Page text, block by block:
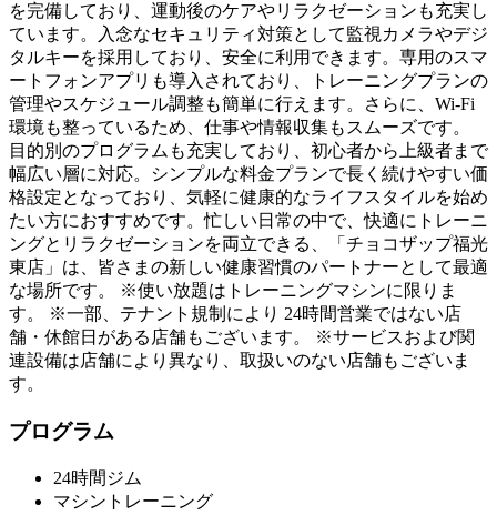
を完備しており、運動後のケアやリラクゼーションも充実し
ています。入念なセキュリティ対策として監視カメラやデジ
タルキーを採用しており、安全に利用できます。専用のスマ
ートフォンアプリも導入されており、トレーニングプランの
管理やスケジュール調整も簡単に行えます。さらに、Wi-Fi
環境も整っているため、仕事や情報収集もスムーズです。
目的別のプログラムも充実しており、初心者から上級者まで
幅広い層に対応。シンプルな料金プランで長く続けやすい価
格設定となっており、気軽に健康的なライフスタイルを始め
たい方におすすめです。忙しい日常の中で、快適にトレーニ
ングとリラクゼーションを両立できる、「チョコザップ福光
東店」は、皆さまの新しい健康習慣のパートナーとして最適
な場所です。 ※使い放題はトレーニングマシンに限りま
す。 ※一部、テナント規制により 24時間営業ではない店
舗・休館日がある店舗もございます。 ※サービスおよび関
連設備は店舗により異なり、取扱いのない店舗もございま
す。
プログラム
24時間ジム
マシントレーニング